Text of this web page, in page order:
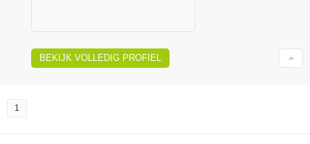
BEKIJK VOLLEDIG PROFIEL
1